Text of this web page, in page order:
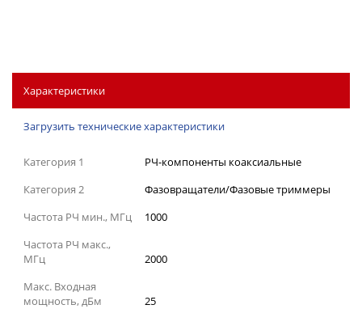
Характеристики
Загрузить технические характеристики
Категория 1
РЧ-компоненты коаксиальные
Категория 2
Фазовращатели/Фазовые триммеры
Частота РЧ мин., МГц
1000
Частота РЧ макс.,
МГц
2000
Макс. Входная
мощность, дБм
25